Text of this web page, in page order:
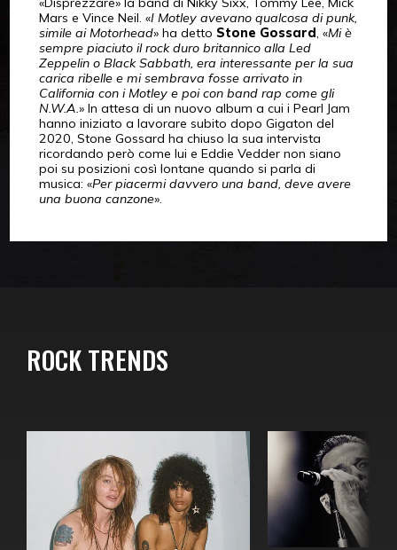
Mars e Vince Neil. «I Motley avevano qualcosa di punk,
simile ai Motorhead» ha detto Stone Gossard, «Mi è
sempre piaciuto il rock duro britannico alla Led
Zeppelin o Black Sabbath, era interessante per la sua
carica ribelle e mi sembrava fosse arrivato in
California con i Motley e poi con band rap come gli
N.W.A.» In attesa di un nuovo album a cui i Pearl Jam
hanno iniziato a lavorare subito dopo Gigaton del
2020, Stone Gossard ha chiuso la sua intervista
ricordando però come lui e Eddie Vedder non siano
poi su posizioni così lontane quando si parla di
musica: «Per piacermi davvero una band, deve avere
una buona canzone».
ROCK TRENDS